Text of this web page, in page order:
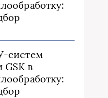
систем
GSK в